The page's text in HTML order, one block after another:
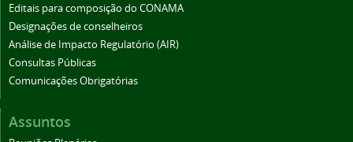
Editais para composição do CONAMA
Designações de conselheiros
Análise de Impacto Regulatório (AIR)
Consultas Públicas
Comunicações Obrigatórias
Assuntos